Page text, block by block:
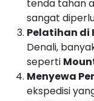
Keindahan
Gunung
Gunung Denali
and Preserve
,
fauna
unik: